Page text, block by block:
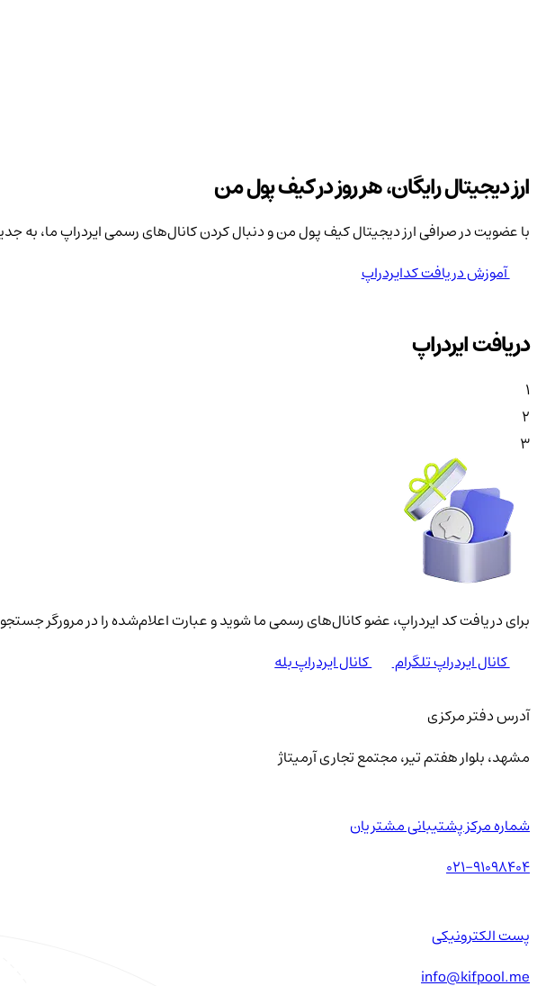
ارز دیجیتال رایگان، هر روز در کیف پول من
با عضویت در صرافی ارز دیجیتال کیف پول من و دنبال کردن کانال‌های رسمی ایردراپ ما، به
آموزش دریافت کدایردراپ
دریافت ایردراپ
1
2
3
برای دریافت کد ایردراپ، عضو کانال‌های رسمی ما شوید و عبارت اعلام‌شده را در مرورگر
کانال ایردراپ تلگرام
کانال ایردراپ بله
آدرس دفتر مرکزی
مشهد، بلوار هفتم تیر، مجتمع تجاری آرمیتاژ
شماره مرکز پشتیبانی مشتریان
021-91098404
پست الکترونیکی
info@kifpool.me